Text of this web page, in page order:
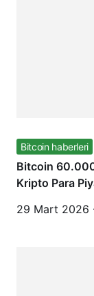
Bitcoin haberleri
Bitcoin
Kripto Para
29 Mart 2026